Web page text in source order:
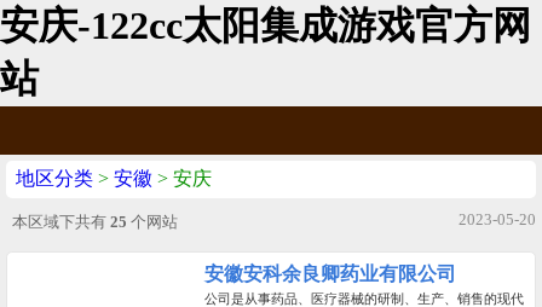
安庆-122cc太阳集成游戏官方网
站
地区分类 > 安徽 > 安庆
本区域下共有 25 个网站 2023-05-20
安徽安科余良卿药业有限公司
公司是从事药品、医疗器械的研制、生产、销售的现代